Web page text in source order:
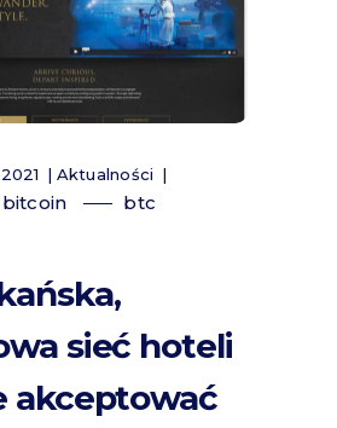
Aktualności
bitcoin btc
sieć hoteli
akceptować